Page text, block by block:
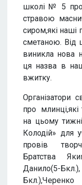
школі № 5
стравою
сиром,які
сметаною. Від
виникла нова
ця назва в
вжитку.
Організатори
про млинці,які
на цьому
Колодій» для
провів
Братства
Данило(5-